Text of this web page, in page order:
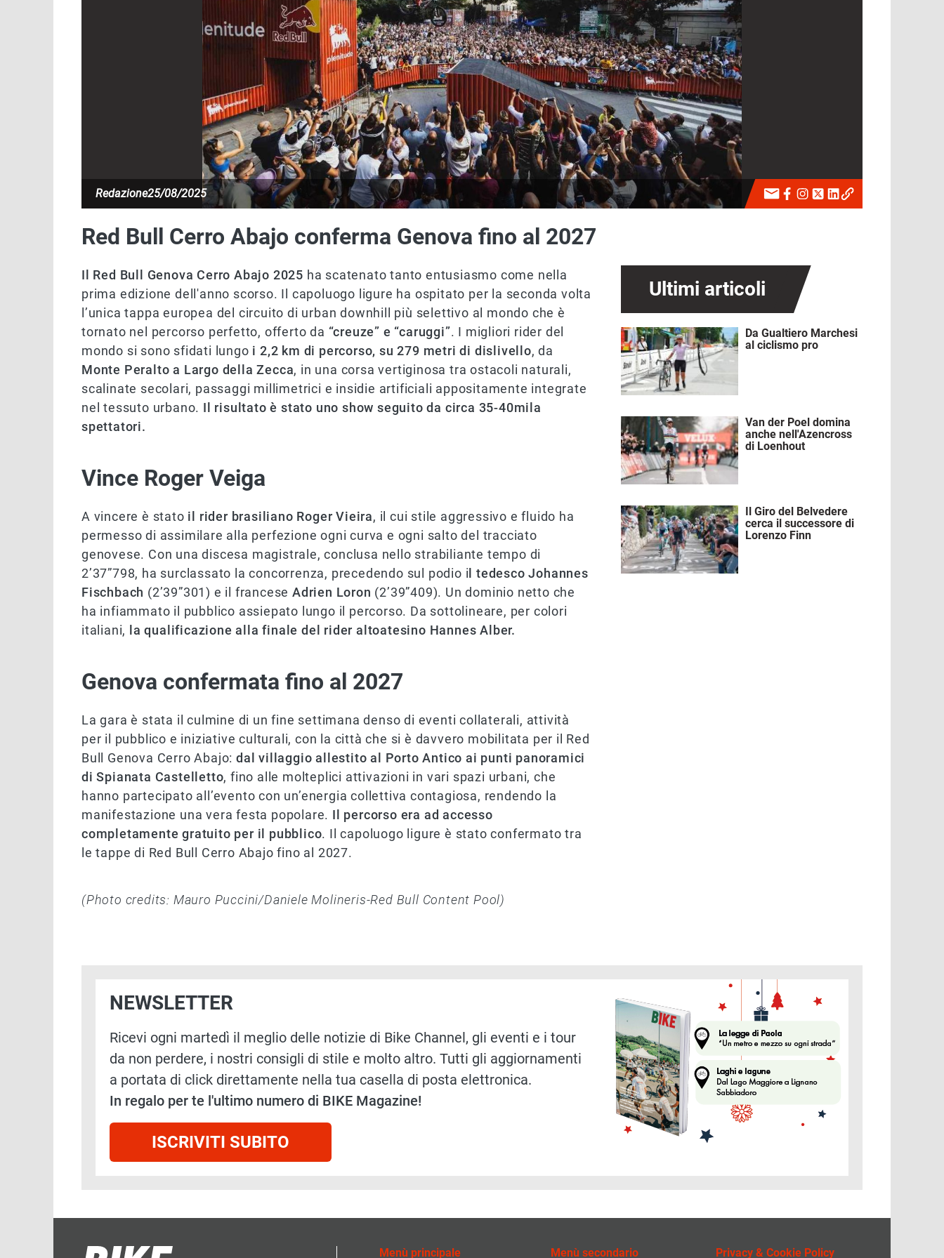
Redazione25/08/2025
Red Bull Cerro Abajo conferma Genova fino al 2027
Il Red Bull Genova Cerro Abajo 2025 ha scatenato tanto entusiasmo come nella
prima edizione dell'anno scorso. Il capoluogo ligure ha ospitato per la seconda volta
l’unica tappa europea del circuito di urban downhill più selettivo al mondo che è
tornato nel percorso perfetto, offerto da “creuze” e “caruggi”. I migliori rider del
mondo si sono sfidati lungo i 2,2 km di percorso, su 279 metri di dislivello, da
Monte Peralto a Largo della Zecca, in una corsa vertiginosa tra ostacoli naturali,
scalinate secolari, passaggi millimetrici e insidie artificiali appositamente integrate
nel tessuto urbano. Il risultato è stato uno show seguito da circa 35-40mila
spettatori.
Vince Roger Veiga
A vincere è stato il rider brasiliano Roger Vieira, il cui stile aggressivo e fluido ha
permesso di assimilare alla perfezione ogni curva e ogni salto del tracciato
genovese. Con una discesa magistrale, conclusa nello strabiliante tempo di
2’37”798, ha surclassato la concorrenza, precedendo sul podio i l tedesco Johannes
Fischbach (2’39”301) e il franceseAdrien Loron (2’39”409). Un dominio netto che
ha infiammato il pubblico assiepato lungo il percorso. Da sottolineare, per colori
italiani,
la qualificazione alla finale del rider altoatesino Hannes Alber.
Genova confermata fino al 2027
La gara è stata il culmine di un fine settimana denso di eventi collaterali, attività
per il pubblico e iniziative culturali, con la città che si è davvero mobilitata per il Red
Bull Genova Cerro Abajo:dal villaggio allestito al Porto Antico ai punti panoramici
di Spianata Castelletto, fino alle molteplici attivazioni in vari spazi urbani, che
hanno partecipato all’evento con un’energia collettiva contagiosa, rendendo la
manifestazione una vera festa popolare. Il percorso era ad accesso
completamente gratuito per il pubblico. Il capoluogo ligure è stato confermato tra
le tappe di Red Bull Cerro Abajo fino al 2027.
(Photo credits: Mauro Puccini/Daniele Molineris-Red Bull Content Pool)
Ultimi articoli
Immagine
Da Gualtiero Marchesi
al ciclismo pro
Immagine
Van der Poel domina
anche nell'Azencross
di Loenhout
Immagine
Il Giro del Belvedere
cerca il successore di
Lorenzo Finn
NEWSLETTER
Ricevi ogni martedì il meglio delle notizie di Bike Channel, gli eventi e i tour
da non perdere, i nostri consigli di stile e molto altro. Tutti gli aggiornamenti
a portata di click direttamente nella tua casella di posta elettronica.
In regalo per te l'ultimo numero di BIKE Magazine!
ISCRIVITI SUBITO
Menù principale Menù secondario Privacy & Cookie Policy